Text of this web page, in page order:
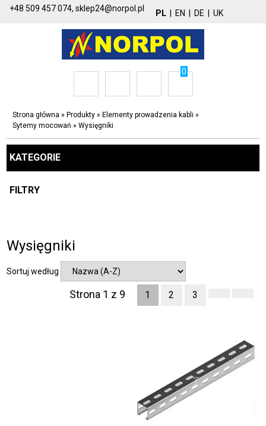
+48 509 457 074,sklep24@norpol.pl PL EN DE UK
0
Strona główna » Produkty » Elementy prowadzenia kabli »
Sytemy mocowań »Wysięgniki
KATEGORIE
FILTRY
Wysięgniki
Sortuj według
Strona 1 z 9 1 2 3